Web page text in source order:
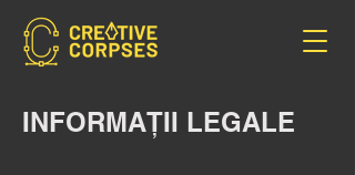
INFORMAȚII LEGALE